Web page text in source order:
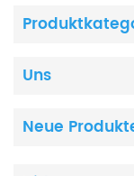
Uns
Neue